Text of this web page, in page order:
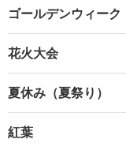
ゴールデンウィーク
花火大会
夏休み（夏祭り）
紅葉